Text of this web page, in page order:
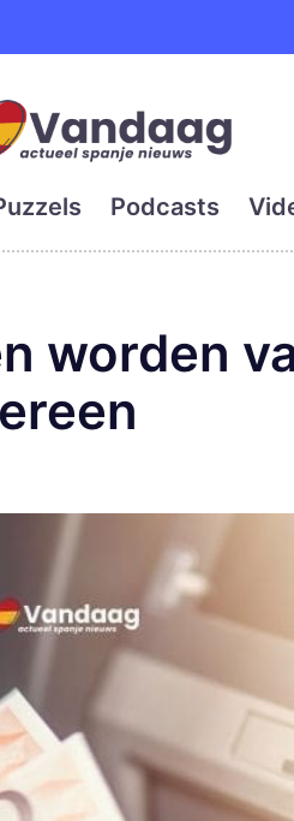
digitale
Podcasts
worden